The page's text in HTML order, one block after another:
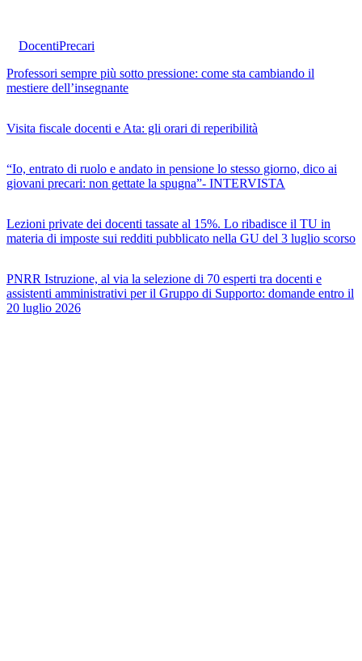
DocentiPrecari
Professori sempre più sotto pressione: come sta cambiando il
mestiere dell’insegnante
Visita fiscale docenti e Ata: gli orari di reperibilità
“Io, entrato di ruolo e andato in pensione lo stesso giorno, dico ai
giovani precari: non gettate la spugna”- INTERVISTA
Lezioni private dei docenti tassate al 15%. Lo ribadisce il TU in
materia di imposte sui redditi pubblicato nella GU del 3 luglio scorso
PNRR Istruzione, al via la selezione di 70 esperti tra docenti e
assistenti amministrativi per il Gruppo di Supporto: domande entro il
20 luglio 2026